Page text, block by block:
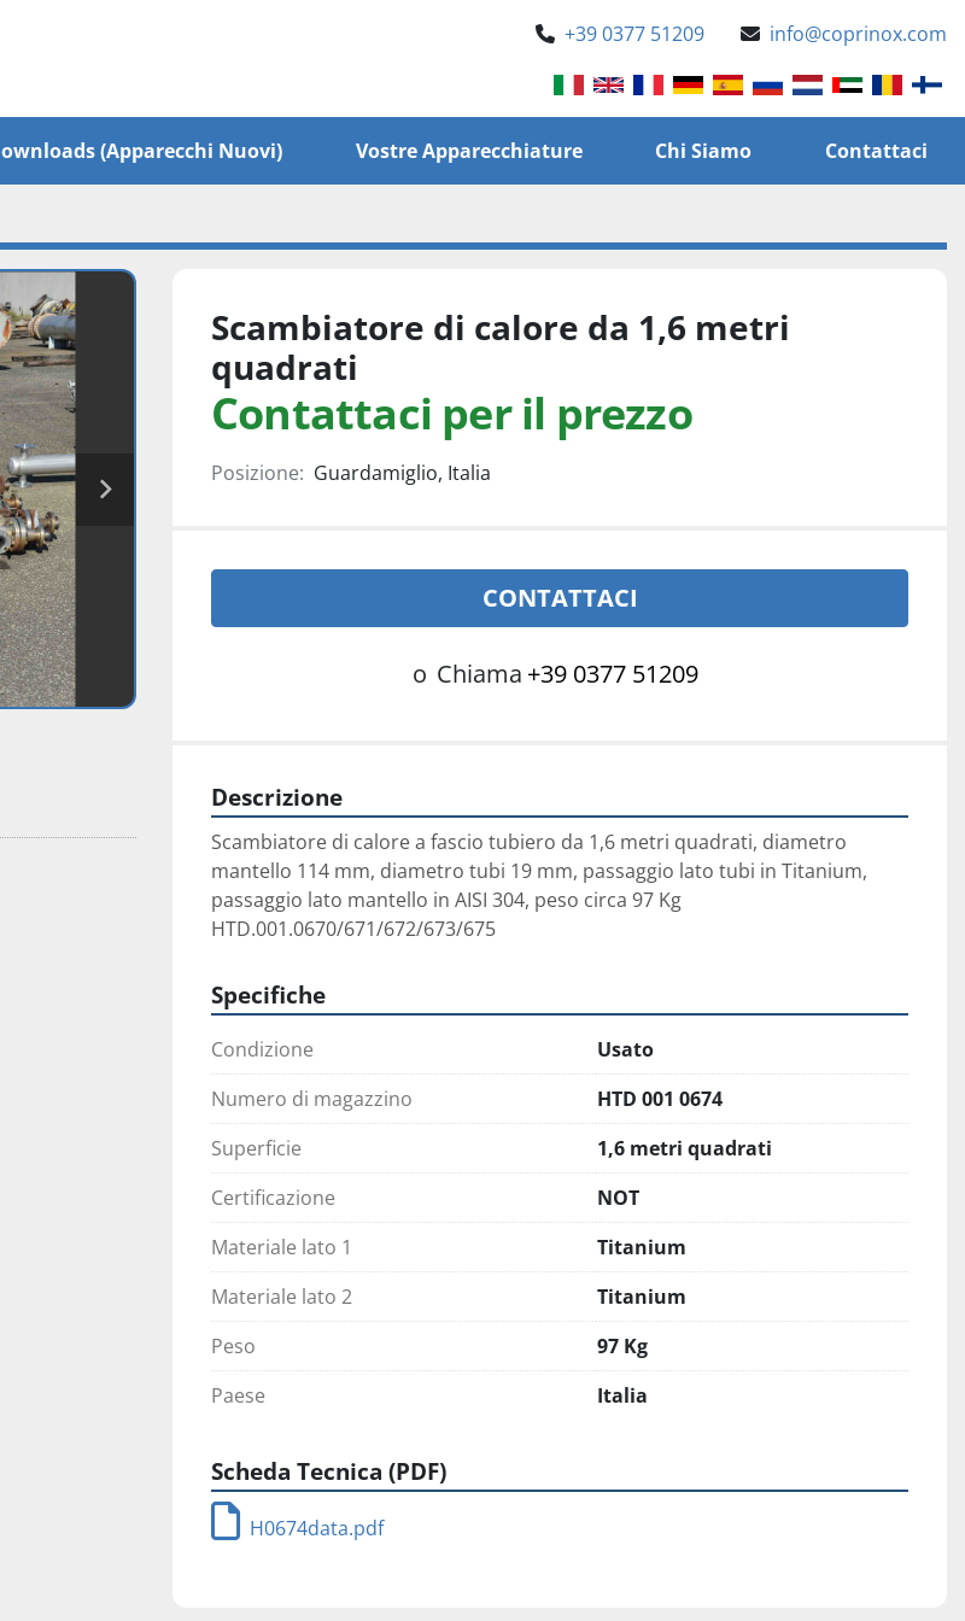
+39 0377 51209 info@coprinox.com
Downloads (apparecchi Nuovi) Vostre Apparecchiature Chi Siamo Contattaci
Scambiatore di calore da 1,6 metri
quadrati
Contattaci per il prezzo
Posizione: Guardamiglio, Italia
CONTATTACI
o Chiama +39 0377 51209
Descrizione
Scambiatore di calore a fascio tubiero da 1,6 metri quadrati, diametro
mantello 114 mm, diametro tubi 19 mm, passaggio lato tubi in Titanium,
passaggio lato mantello in AISI 304, peso circa 97 Kg
HTD.001.0670/671/672/673/675
Specifiche
Condizione
Usato
Numero di magazzino
HTD 001 0674
Superficie
1,6 metri quadrati
Certificazione
NOT
Materiale lato 1
Titanium
Materiale lato 2
Titanium
Peso
97 Kg
Paese
Italia
Scheda Tecnica (PDF)
H0674data.pdf